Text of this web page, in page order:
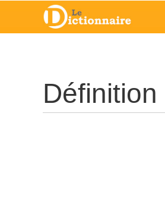
Définition